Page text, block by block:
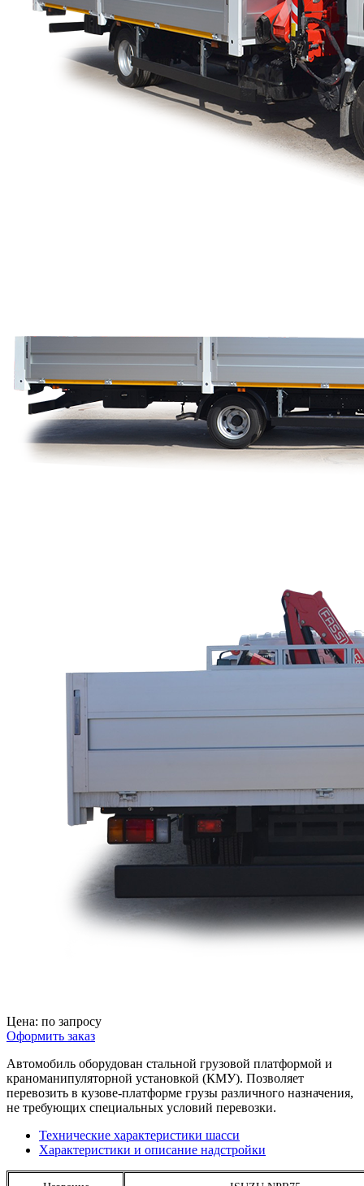
Цена: по запросу
Оформить заказ
Автомобиль оборудован стальной грузовой платформой и
краноманипуляторной установкой (КМУ). Позволяет
перевозить в кузове-платформе грузы различного назначения,
не требующих специальных условий перевозки.
Технические характеристики шасси
Характеристики и описание надстройки